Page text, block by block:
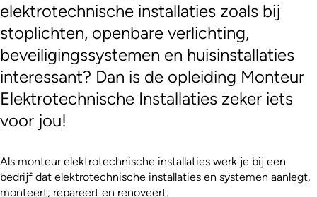
elektrotechnische installaties zoals bij
stoplichten, openbare verlichting,
beveiligingssystemen en huisinstallaties
interessant? Dan is de opleiding Monteur
Elektrotechnische Installaties zeker iets
voor jou!
Als monteur elektrotechnische installaties werk je bij een
bedrijf dat elektrotechnische installaties en systemen aanlegt,
monteert, repareert en renoveert.